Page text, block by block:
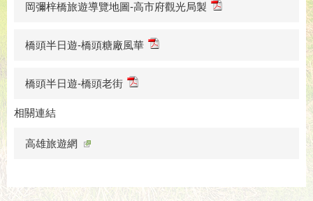
岡彌梓橋旅遊導覽地圖-高市府觀光局製
橋頭半日遊-橋頭糖廠風華
橋頭半日遊-橋頭老街
相關連結
高雄旅遊網